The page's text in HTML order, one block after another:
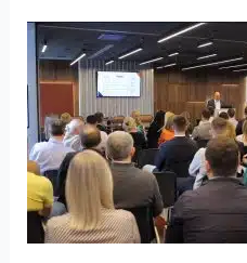
Facility
Management
–
stručni
skup:
Kako
do
održavanja
vrednosti